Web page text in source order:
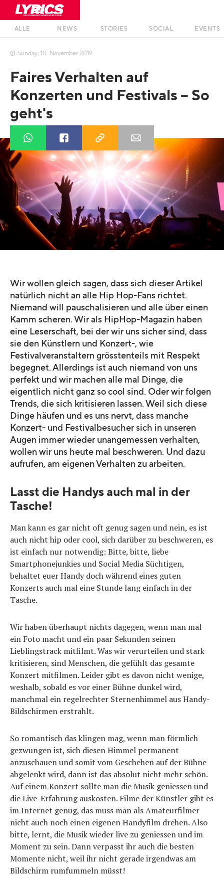
ALLE NEWS STORIES SOCIAL EVENTS
 Sunday, 10. November 2019
Faires Verhalten auf
Konzerten und Festivals – So
geht's
Quelle: stock.adobe.com © Blue Planet Studio (Datei-Nr.: 194669942)
Wir wollen gleich sagen, dass sich dieser Artikel
natürlich nicht an alle Hip Hop-Fans richtet.
Niemand will pauschalisieren und alle über einen
Kamm scheren. Wir als HipHop-Magazin haben
eine Leserschaft, bei der wir uns sicher sind, dass
sie den Künstlern und Konzert-, wie
Festivalveranstaltern grösstenteils mit Respekt
begegnet. Allerdings ist auch niemand von uns
perfekt und wir machen alle mal Dinge, die
eigentlich nicht ganz so cool sind. Oder wir folgen
Trends, die sich kritisieren lassen. Weil sich diese
Dinge häufen und es uns nervt, dass manche
Konzert- und Festivalbesucher sich in unseren
Augen immer wieder unangemessen verhalten,
wollen wir uns heute mal beschweren. Und dazu
aufrufen, am eigenen Verhalten zu arbeiten.
Lasst die Handys auch mal in der
Tasche!
Man kann es gar nicht oft genug sagen und nein, es ist
auch nicht hip oder cool, sich darüber zu beschweren, es
ist einfach nur notwendig: Bitte, bitte, liebe
Smartphonejunkies und Social Media Süchtigen,
behaltet euer Handy doch während eines guten
Konzerts auch mal eine Stunde lang einfach in der
Tasche.
Wir haben überhaupt nichts dagegen, wenn man mal
ein Foto macht und ein paar Sekunden seinen
Lieblingstrack mitfilmt. Was wir verurteilen und stark
kritisieren, sind Menschen, die gefühlt das gesamte
Konzert mitfilmen. Leider gibt es davon nicht wenige,
weshalb, sobald es vor einer Bühne dunkel wird,
manchmal ein regelrechter Sternenhimmel aus Handy-
Bildschirmen erstrahlt.
So romantisch das klingen mag, wenn man förmlich
gezwungen ist, sich diesen Himmel permanent
anzuschauen und somit vom Geschehen auf der Bühne
abgelenkt wird, dann ist das absolut nicht mehr schön.
Auf einem Konzert sollte man die Musik geniessen und
die Live-Erfahrung auskosten. Filme der Künstler gibt es
im Internet genug, das muss man als Amateurfilmer
nicht auch noch einen eigenen Handyfilm drehen. Also
bitte, lernt, die Musik wieder live zu geniessen und im
Moment zu sein. Dann verpasst ihr auch die besten
Momente nicht, weil ihr nicht gerade irgendwas am
Bildschirm rumfummeln müsst!